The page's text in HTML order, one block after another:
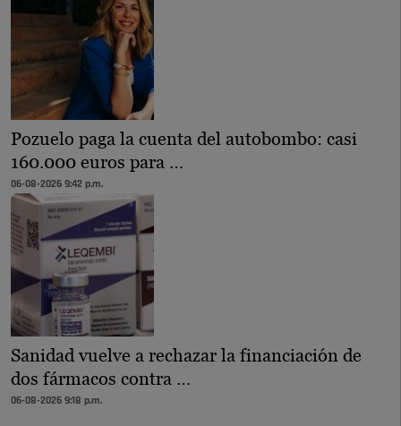
Pozuelo paga la cuenta del autobombo: casi
160.000 euros para …
06-08-2026 9:42 p.m.
Sanidad vuelve a rechazar la financiación de
dos fármacos contra …
06-08-2026 9:18 p.m.